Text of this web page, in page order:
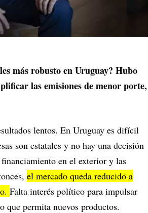
más robusto en Uruguay? Hubo
las emisiones de menor porte,
lentos. En Uruguay es difícil
son estatales y no hay una decisión
en el exterior y las
el mercado queda reducido a
Falta interés político para impulsar
que permita nuevos productos.